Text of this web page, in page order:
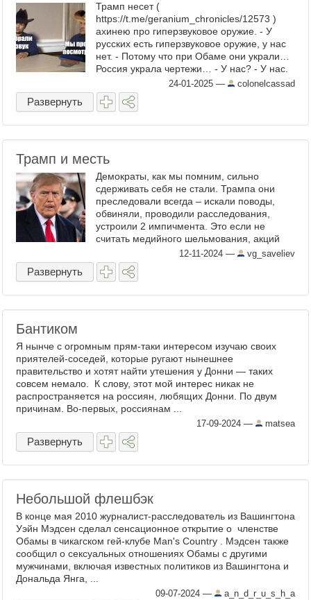
Трамп несет (
https://t.me/geranium_chronicles/12573 )
ахинею про гиперзвуковое оружие. - У
русских есть гиперзвуковое оружие, у нас
нет. - Потому что при Обаме они украли…
Россия украла чертежи… - У нас? - У нас.
Один очень плохой человек
(Прим.редакции - редиска) отдал им ...
24-01-2025 — colonelcassad
Развернуть
Трамп и месть
Демократы, как мы помним, сильно
сдерживать себя не стали. Трампа они
преследовали всегда – искали поводы,
обвиняли, проводили расследования,
устроили 2 импичмента. Это если не
считать медийного шельмования, акций
политических активистов и политико-
управленческого саботажа. При ...
12-11-2024 — vg_saveliev
Развернуть
Бантиком
Я нынче с огромным прям-таки интересом изучаю своих
приятелей-соседей, которые ругают нынешнее
правительство и хотят найти утешения у Донни — таких
совсем немало. К слову, этот мой интерес никак не
распространяется на россиян, любящих Донни. По двум
причинам. Во-первых, россиянам ...
17-09-2024 — matsea
Развернуть
Небольшой флешбэк
В конце мая 2010 журналист-расследователь из Вашингтона
Уэйн Мэдсен сделал сенсационное открытие о членстве
Обамы в чикагском гей-клубе Man's Country . Мэдсен также
сообщил о сексуальных отношениях Обамы с другими
мужчинами, включая известных политиков из Вашингтона и
Дональда Янга, ...
09-07-2024 — a_n_d_r_u_s_h_a